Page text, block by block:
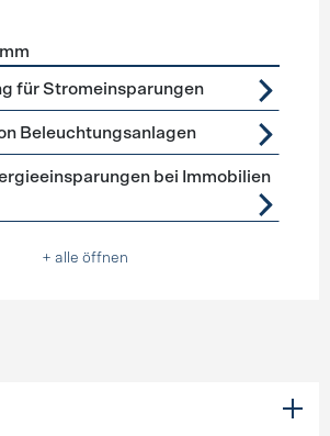
Beleuchtung
für Stromeinsparungen
Beleuchtungsanlagen
bei Immobilien
+ alle öffnen